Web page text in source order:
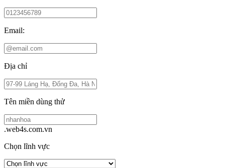
Email:
Địa chỉ
Tên miền dùng thử
.web4s.com.vn
Chọn lĩnh vực